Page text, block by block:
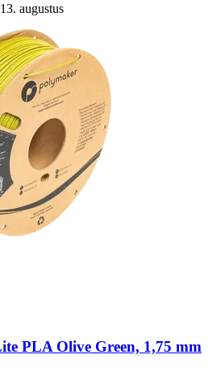
augustus
PLA Olive Green, 1,75 mm